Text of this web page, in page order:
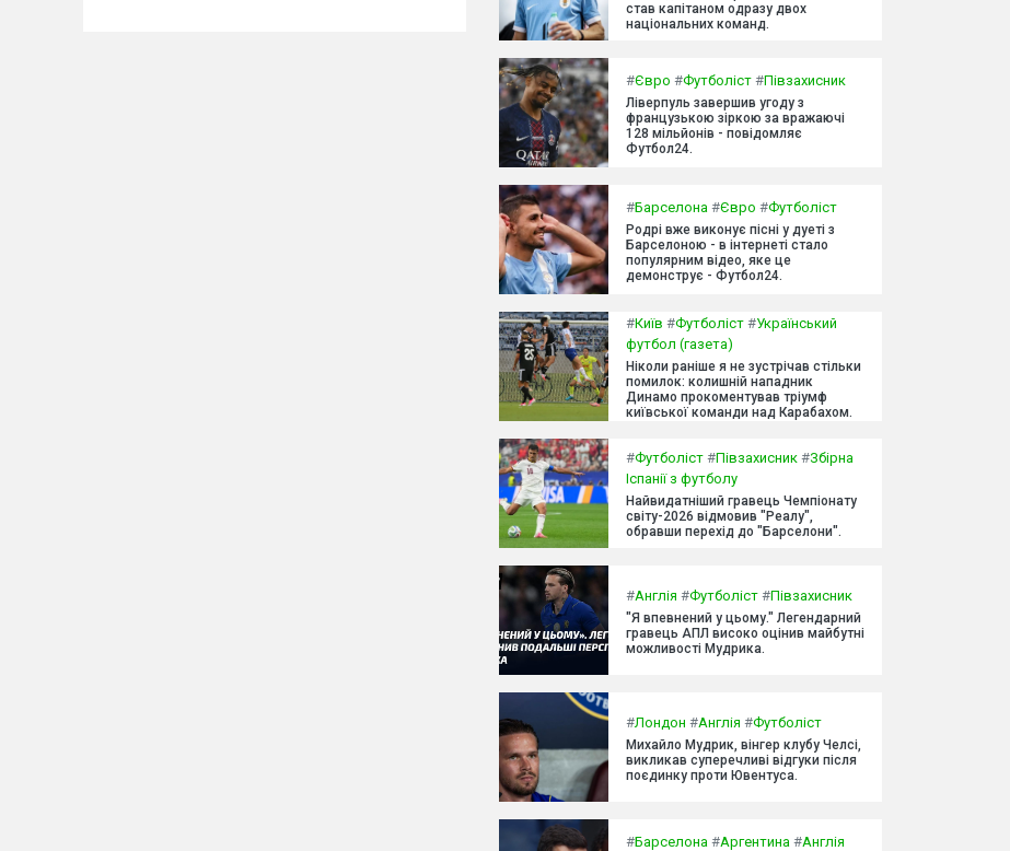
став капітаном одразу двох
національних команд.
#Євро #Футболіст #Півзахисник
Ліверпуль завершив угоду з
французькою зіркою за вражаючі
128 мільйонів - повідомляє
Футбол24.
#Барселона #Євро #Футболіст
Родрі вже виконує пісні у дуеті з
Барселоною - в інтернеті стало
популярним відео, яке це
демонструє - Футбол24.
#Київ #Футболіст #Український
футбол (газета)
Ніколи раніше я не зустрічав стільки
помилок: колишній нападник
Динамо прокоментував тріумф
київської команди над Карабахом.
#Футболіст #Півзахисник #Збірна
Іспанії з футболу
Найвидатніший гравець Чемпіонату
світу-2026 відмовив "Реалу",
обравши перехід до "Барселони".
#Англія #Футболіст #Півзахисник
"Я впевнений у цьому." Легендарний
гравець АПЛ високо оцінив майбутні
можливості Мудрика.
#Лондон #Англія #Футболіст
Михайло Мудрик, вінгер клубу Челсі,
викликав суперечливі відгуки після
поєдинку проти Ювентуса.
#Барселона #Аргентина #Англія